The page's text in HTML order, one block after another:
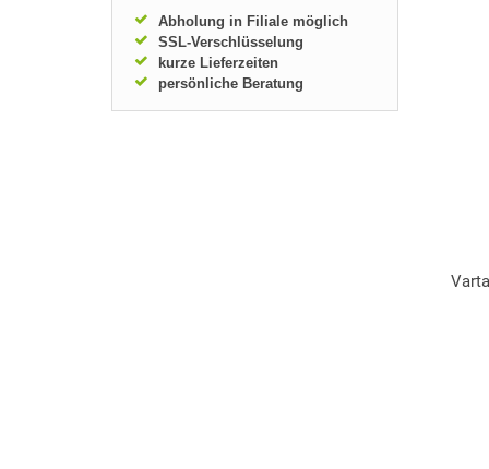
Abholung in Filiale möglich
SSL-Verschlüsselung
kurze Lieferzeiten
persönliche Beratung